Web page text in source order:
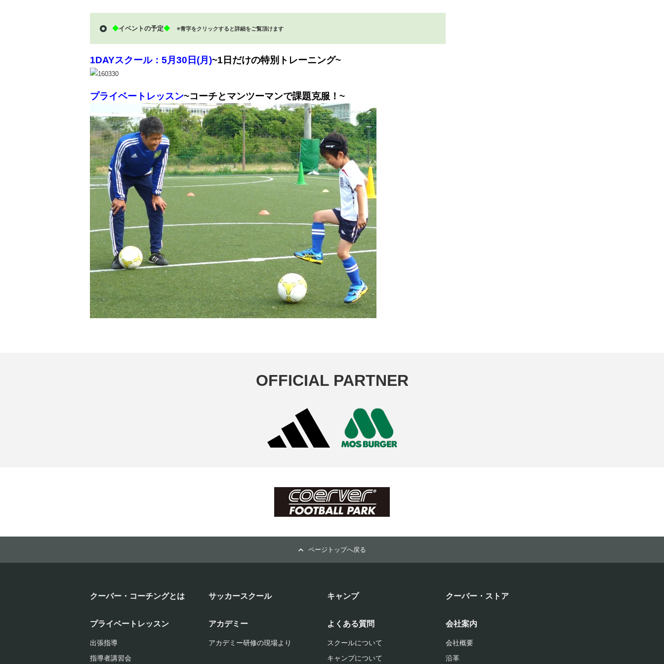
◆イベントの予定◆ ※青字をクリックすると詳細をご覧頂けます
1DAYスクール：5月30日(月)~1日だけの特別トレーニング~
プライベートレッスン~コーチとマンツーマンで課題克服！~
OFFICIAL PARTNER
ページトップへ戻る
クーバー・コーチングとは サッカースクール キャンプ クーバー・ストア
プライベートレッスン
出張指導
指導者講習会
アカデミー
アカデミー研修の現場より
よくある質問
スクールについて
キャンプについて
会社案内
会社概要
沿革